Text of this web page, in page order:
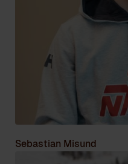
Sebastian Misund